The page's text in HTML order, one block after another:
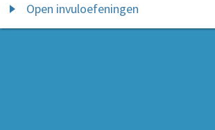
Open invuloefeningen